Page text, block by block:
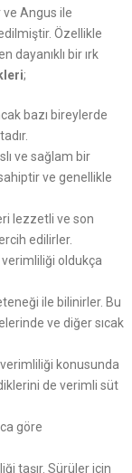
ve Angus ile
Özellikle
dayanıklı bir ırk
;
bazı bireylerde
ve sağlam bir
ve genellikle
lezzetli ve son
edilirler.
oldukça
ile bilinirler. Bu
ve diğer sıcak
konusunda
de verimli süt
göre
taşır. Sürüler için